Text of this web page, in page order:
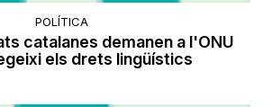
POLÍTICA
catalanes demanen a l'ONU
els drets lingüístics